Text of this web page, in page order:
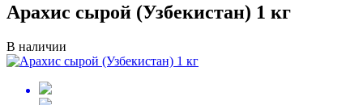
Арахис сырой (Узбекистан) 1 кг
В наличии